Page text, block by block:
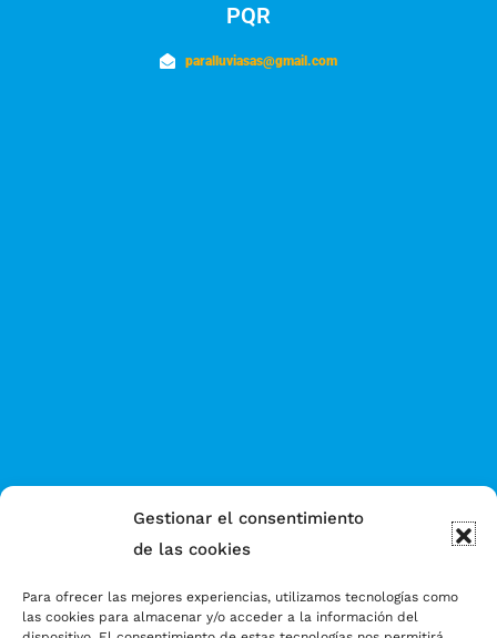
Gestionar el consentimiento
de las cookies
Para ofrecer las mejores experiencias, utilizamos tecnologías como
las cookies para almacenar y/o acceder a la información del
PQR
paralluviasas@gmail.com